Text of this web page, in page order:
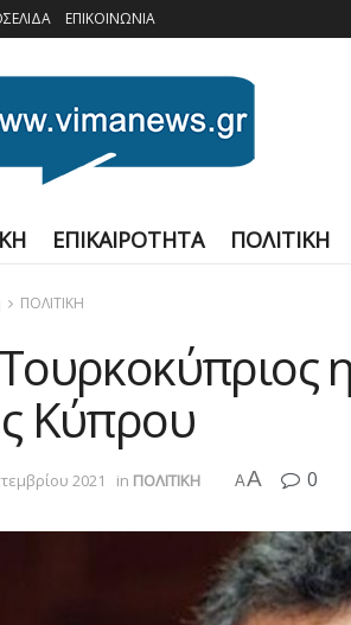
ΕΠΙΚΟΙΝΩΝΙΑ
ΕΠΙΚΑΙΡΟΤΗΤΑ ΠΟΛΙΤΙΚΗ
ΠΟΛΙΤΙΚΗ
Κύπρου
2021 in ΠΟΛΙΤΙΚΗ AA 0